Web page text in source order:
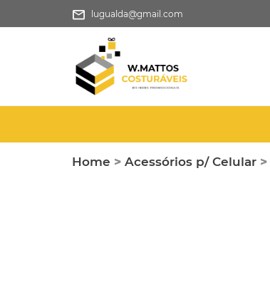
lugualda@gmail.com
Home > Acessórios p/ Celular >